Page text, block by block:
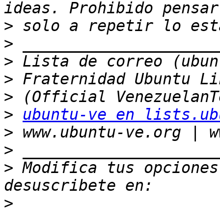
>
>
>
>
>
>
ubuntu-ve en
>
>
> Modifica tus
>